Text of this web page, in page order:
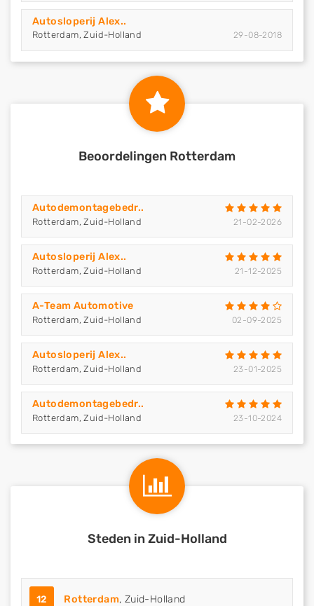
Autosloperij Alex..
Rotterdam, Zuid-Holland 29-08-2018
Beoordelingen Rotterdam
Autodemontagebedr..
Rotterdam, Zuid-Holland 21-02-2026
Autosloperij Alex..
Rotterdam, Zuid-Holland 21-12-2025
A-Team Automotive
Rotterdam, Zuid-Holland 02-09-2025
Autosloperij Alex..
Rotterdam, Zuid-Holland 23-01-2025
Autodemontagebedr..
Rotterdam, Zuid-Holland 23-10-2024
Steden in Zuid-Holland
12 Rotterdam, Zuid-Holland